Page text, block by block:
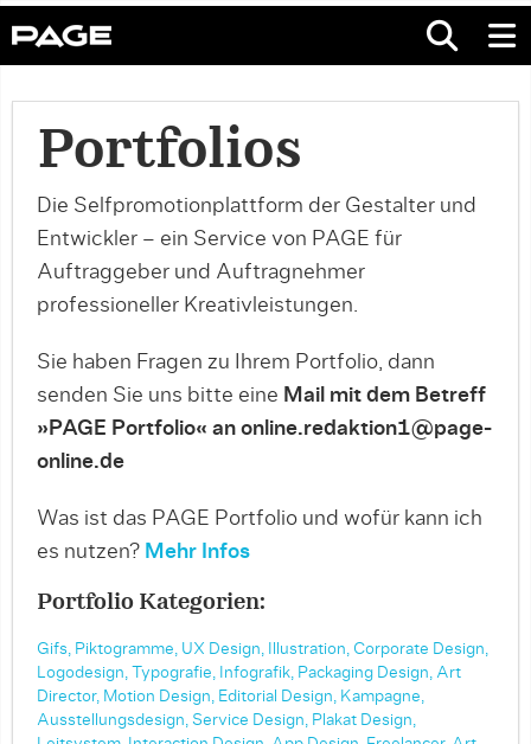
Portfolios
Die Selfpromotionplattform der Gestalter und
Entwickler – ein Service von PAGE für
Auftraggeber und Auftragnehmer
professioneller Kreativleistungen.
Sie haben Fragen zu Ihrem Portfolio, dann
senden Sie uns bitte eine Mail mit dem Betreff
»PAGE Portfolio« an online.redaktion1@page-
online.de
Was ist das PAGE Portfolio und wofür kann ich
es nutzen? Mehr Infos
Portfolio Kategorien:
Gifs, Piktogramme, UX Design, Illustration, Corporate Design,
Logodesign,
Typografie, Infografik, Packaging Design, Art
Director, Motion Design, Editorial Design, Kampagne,
Ausstellungsdesign, Service Design, Plakat Design,